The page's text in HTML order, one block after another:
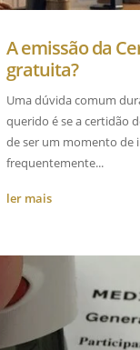
A emissão da
gratuita?
Uma dúvida comum
querido é se a certidão
de ser um momento de
frequentemente...
ler mais